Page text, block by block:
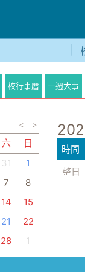
校行事曆 一週大事
< >
六
日
31
1
7
8
14
15
21
22
28 1
時間
整日